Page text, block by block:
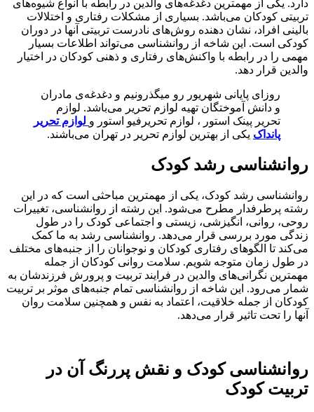
دارد. یکی از مهمترین دغدغه‌های والدین در رابطه با انواع شیوه‌های
تربیتی کودکان می‌باشد. بسیاری از مشکلات رفتاری و اختلالات
بالینی افراد، نشان دهنده روش‌های نادرست تربیتی آنها در دوران
کودکی است. این شاخه از روانشناسی می‌تواند اطلاعات بسیار
مهمی را در رابطه با واکنش‌های رفتاری و ذهنی کودکان در اختیار
والدین قرار دهد.
روزای پایانی شهریور رو میگذرونیم و دغدغه‌ی مادران
و دانش آموختگان تهیه لوازم تحریر می‌باشد. لوازم
تحریر پینک استور ، لوازم تحریرفیو استور و لوازم تحریر
پانداک یکی از بهترین لوازم تحریر در تهران می‌باشند.
روانشناسی رشد کودک
روانشناسی رشد کودک، یکی از مهمترین مباحثی است که در این
رشته پرطرفدار مطرح می‌شود. این رشته از روانشناسی، تغییرات
روحی، روانی، انگیزشی، زیستی و اجتماعی کودک را در طول
زندگی مورد بررسی قرار می‌دهد. روانشناسی رشد به ما کمک
می‌کند تا الگوهای رفتاری کودکان و نوجوانان را از جنبه‌های مختلف
در طول زمان متوجه شویم. سلامت روانی کودکان از جمله
مهمترین نگرانی‌های والدین در فرایند تربیت و پرورش فرزندشان به
شمار می‌رود. این شاخه از روانشناسی تمام جنبه‌های موثر بر تربیت
کودکان از جمله خلاقیت، اعتماد به نفس و همچنین سلامت روان
آنها را تحت تاثیر قرار می‌دهد.
روانشناسی کودک و نقش پررنگ آن در
تربیت کودک